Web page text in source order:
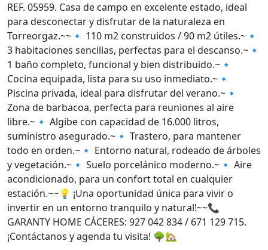
REF. 05959. Casa de campo en excelente estado, ideal
para desconectar y disfrutar de la naturaleza en
Torreorgaz.~~🔹 110 m2 construidos / 90 m2 útiles.~🔹
3 habitaciones sencillas, perfectas para el descanso.~🔹
1 baño completo, funcional y bien distribuido.~🔹
Cocina equipada, lista para su uso inmediato.~🔹
Piscina privada, ideal para disfrutar del verano.~🔹
Zona de barbacoa, perfecta para reuniones al aire
libre.~🔹 Algibe con capacidad de 16.000 litros,
suministro asegurado.~🔹 Trastero, para mantener
todo en orden.~🔹 Entorno natural, rodeado de árboles
y vegetación.~🔹 Suelo porcelánico moderno.~🔹 Aire
acondicionado, para un confort total en cualquier
estación.~~💡 ¡Una oportunidad única para vivir o
invertir en un entorno tranquilo y natural!~~📞
GARANTY HOME CÁCERES: 927 042 834 / 671 129 715.
¡Contáctanos y agenda tu visita! 🌳🏡